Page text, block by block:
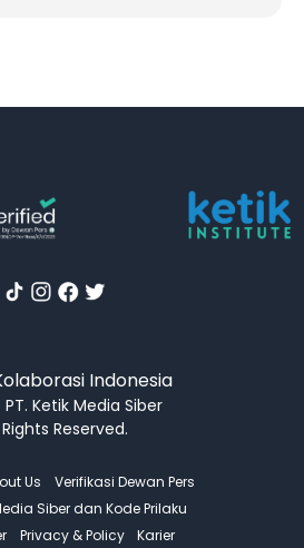
Indonesia
Ketik Media Siber
Reserved.
Us
Verifikasi Dewan Pers
Siber dan Kode Prilaku
Privacy & Policy Karier